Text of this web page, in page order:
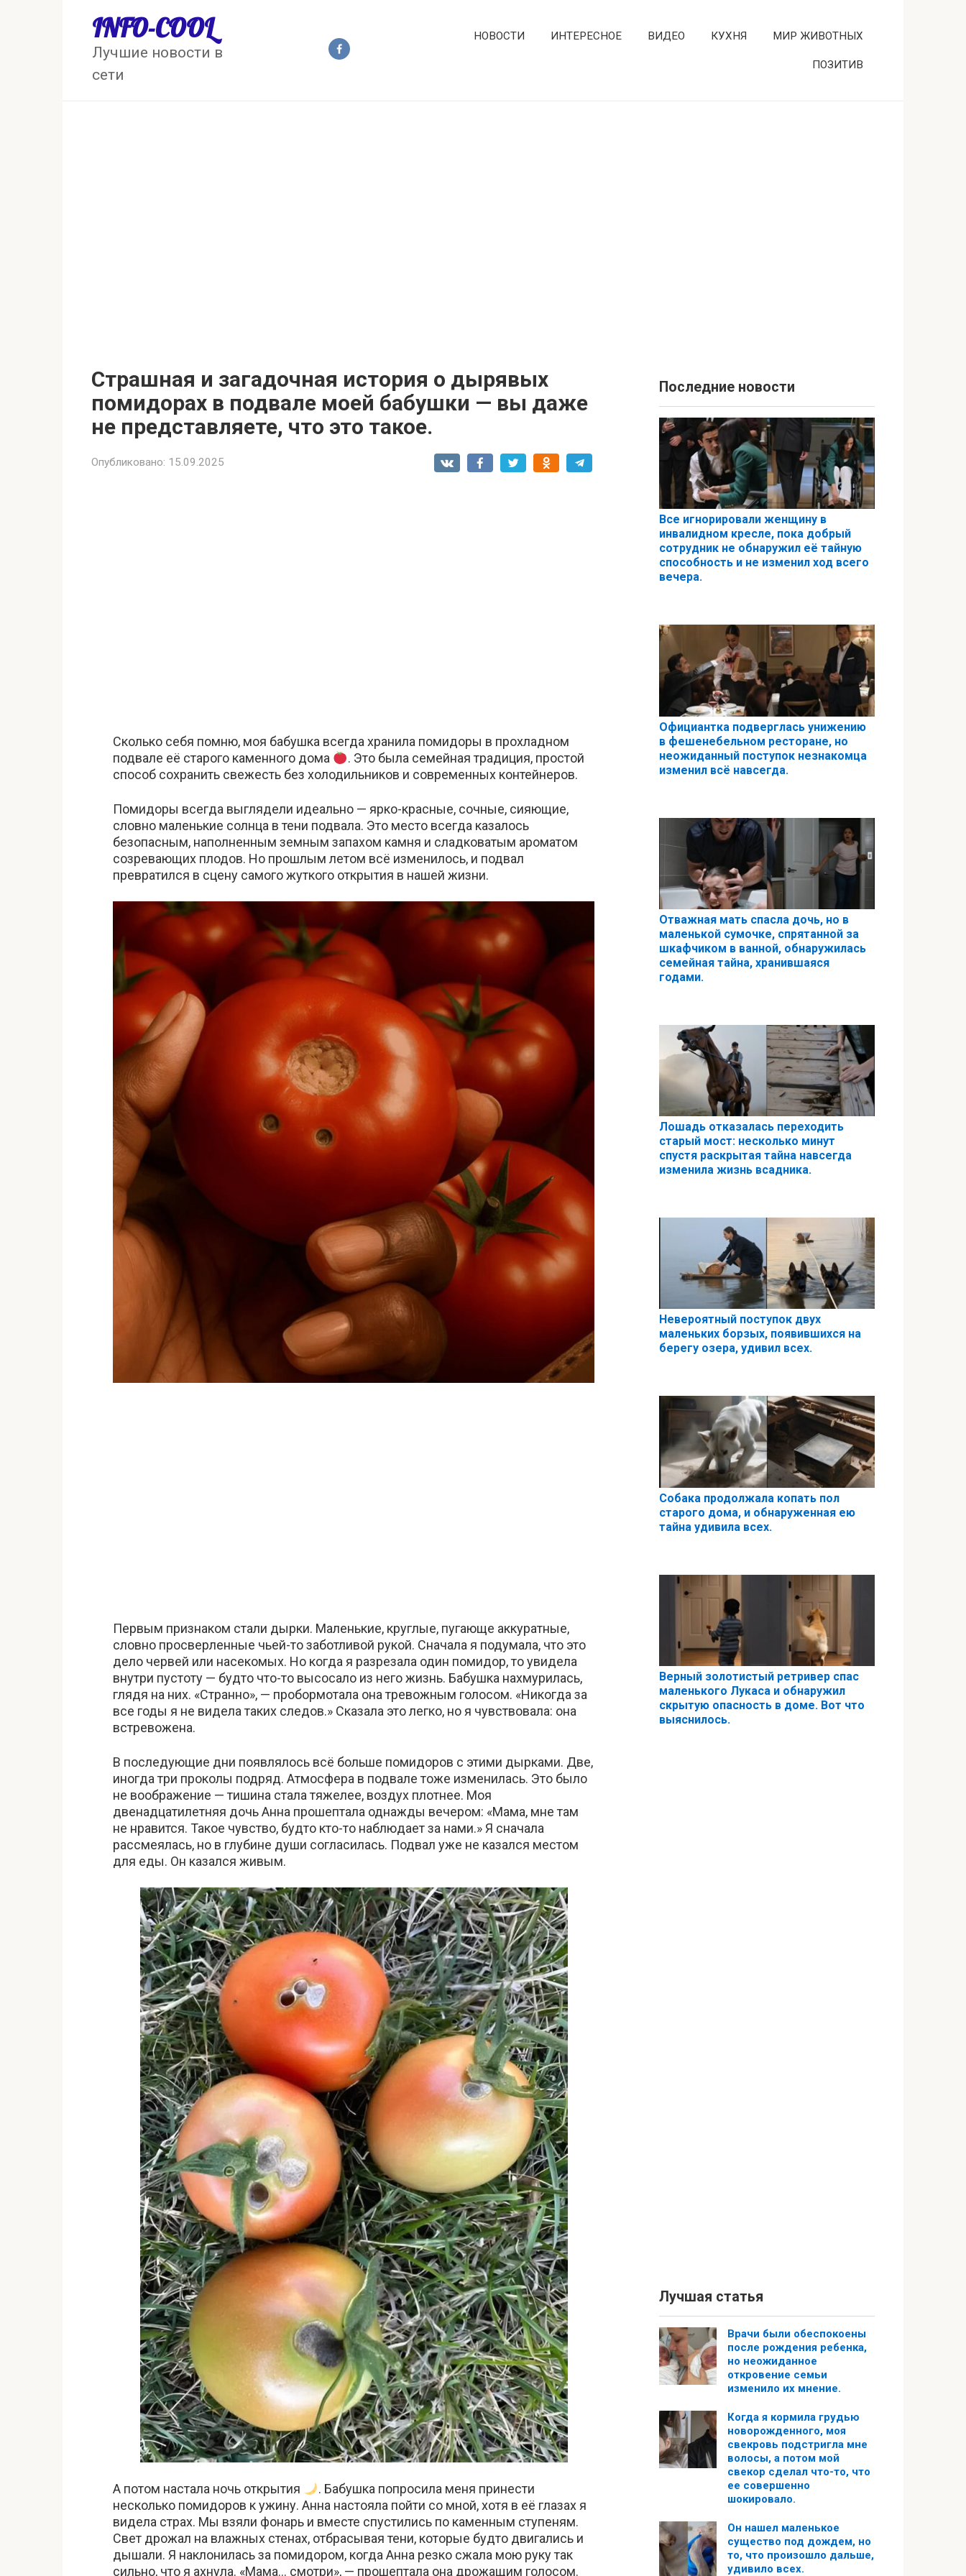
INFO-COOL
Лучшие новости в
сети
НОВОСТИ ИНТЕРЕСНОЕ ВИДЕО КУХНЯ МИР ЖИВОТНЫХ
ПОЗИТИВ
Страшная и загадочная история о дырявых
помидорах в подвале моей бабушки — вы даже
не представляете, что это такое.
Опубликовано: 15.09.2025
Сколько себя помню, моя бабушка всегда хранила помидоры в прохладном
подвале её старого каменного дома
. Это была семейная традиция, простой
способ сохранить свежесть без холодильников и современных контейнеров.
Помидоры всегда выглядели идеально — ярко-красные, сочные, сияющие,
словно маленькие солнца в тени подвала. Это место всегда казалось
безопасным, наполненным земным запахом камня и сладковатым ароматом
созревающих плодов. Но прошлым летом всё изменилось, и подвал
превратился в сцену самого жуткого открытия в нашей жизни.
Первым признаком стали дырки. Маленькие, круглые, пугающе аккуратные,
словно просверленные чьей-то заботливой рукой. Сначала я подумала, что это
дело червей или насекомых. Но когда я разрезала один помидор, то увидела
внутри пустоту — будто что-то высосало из него жизнь. Бабушка нахмурилась,
глядя на них. «Странно», — пробормотала она тревожным голосом. «Никогда за
все годы я не видела таких следов.» Сказала это легко, но я чувствовала: она
встревожена.
В последующие дни появлялось всё больше помидоров с этими дырками. Две,
иногда три проколы подряд. Атмосфера в подвале тоже изменилась. Это было
не воображение — тишина стала тяжелее, воздух плотнее. Моя
двенадцатилетняя дочь Анна прошептала однажды вечером: «Мама, мне там
не нравится. Такое чувство, будто кто-то наблюдает за нами.» Я сначала
рассмеялась, но в глубине души согласилась. Подвал уже не казался местом
для еды. Он казался живым.
А потом настала ночь открытия
. Бабушка попросила меня принести
несколько помидоров к ужину. Анна настояла пойти со мной, хотя в её глазах я
видела страх. Мы взяли фонарь и вместе спустились по каменным ступеням.
Свет дрожал на влажных стенах, отбрасывая тени, которые будто двигались и
дышали. Я наклонилась за помидором, когда Анна резко сжала мою руку так
сильно, что я ахнула. «Мама… смотри», — прошептала она дрожащим голосом.
Последние новости
Все игнорировали женщину в
инвалидном кресле, пока добрый
сотрудник не обнаружил её тайную
способность и не изменил ход всего
вечера.
Официантка подверглась унижению
в фешенебельном ресторане, но
неожиданный поступок незнакомца
изменил всё навсегда.
Отважная мать спасла дочь, но в
маленькой сумочке, спрятанной за
шкафчиком в ванной, обнаружилась
семейная тайна, хранившаяся
годами.
Лошадь отказалась переходить
старый мост: несколько минут
спустя раскрытая тайна навсегда
изменила жизнь всадника.
Невероятный поступок двух
маленьких борзых, появившихся на
берегу озера, удивил всех.
Собака продолжала копать пол
старого дома, и обнаруженная ею
тайна удивила всех.
Верный золотистый ретривер спас
маленького Лукаса и обнаружил
скрытую опасность в доме. Вот что
выяснилось.
Лучшая статья
Врачи были обеспокоены
после рождения ребенка,
но неожиданное
откровение семьи
изменило их мнение.
Когда я кормила грудью
новорожденного, моя
свекровь подстригла мне
волосы, а потом мой
свекор сделал что-то, что
ее совершенно
шокировало.
Он нашел маленькое
существо под дождем, но
то, что произошло дальше,
удивило всех.